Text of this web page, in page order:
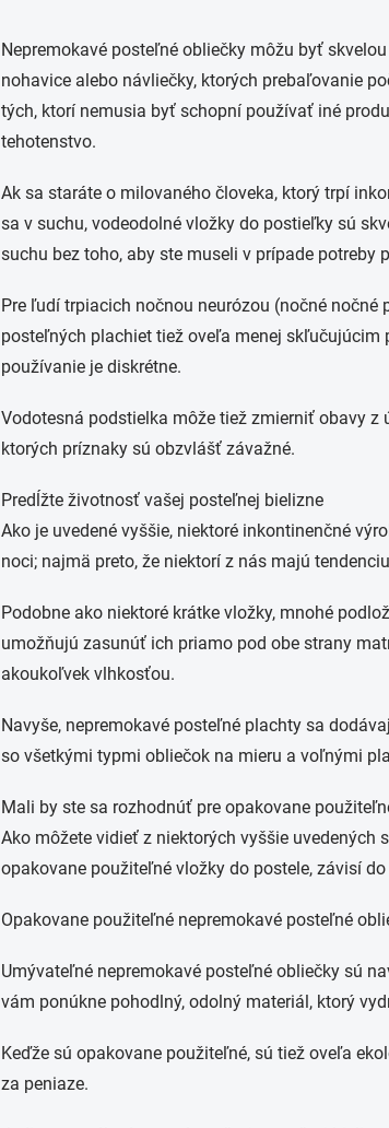
Nepremokavé posteľné obliečky môžu byť
nohavice alebo návliečky, ktorých prebaľovanie
tých, ktorí nemusia byť schopní používať iné
tehotenstvo.
Ak sa staráte o milovaného človeka, ktorý trpí
sa v suchu, vodeodolné vložky do postieľky sú
suchu bez toho, aby ste museli v prípade
Pre ľudí trpiacich nočnou neurózou (nočné
posteľných plachiet tiež oveľa menej
používanie je diskrétne.
Vodotesná podstielka môže tiež zmierniť obavy
ktorých príznaky sú obzvlášť závažné.
Predĺžte životnosť vašej posteľnej bielizne
Ako je uvedené vyššie, niektoré inkontinenčné
noci; najmä preto, že niektorí z nás majú
Podobne ako niektoré krátke vložky, mnohé
umožňujú zasunúť ich priamo pod obe strany
akoukoľvek vlhkosťou.
Navyše, nepremokavé posteľné plachty sa
so všetkými typmi obliečok na mieru a voľnými
Mali by ste sa rozhodnúť pre opakovane
Ako môžete vidieť z niektorých vyššie uvedených
opakovane použiteľné vložky do postele, závisí
Opakovane použiteľné nepremokavé posteľné
Umývateľné nepremokavé posteľné obliečky sú
vám ponúkne pohodlný, odolný materiál, ktorý
Keďže sú opakovane použiteľné, sú tiež oveľa
za peniaze.